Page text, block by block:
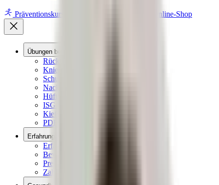
Präventionskurse Online-Shop
Übungen bei Schmerzen
Rückenschmerzen Übungen
Knieschmerzen Übungen
Schulterschmerzen Übungen
Nackenschmerzen Übungen
Hüftschmerzen Übungen
ISG & Ischias Schmerzen Übungen
Kieferschmerzen Übungen
PDF-Ratgeber Downloads
Erfahrungsberichte
Erfahrungen
Bewertungen aus dem Netz
Presseberichte
Zahlen & Fakten